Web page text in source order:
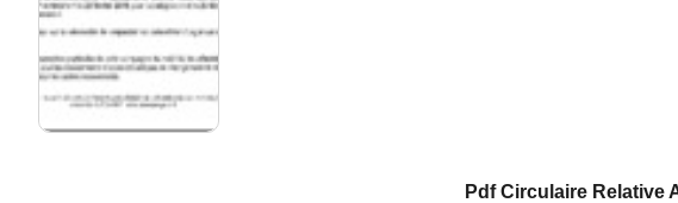
Pdf Circulaire Relative